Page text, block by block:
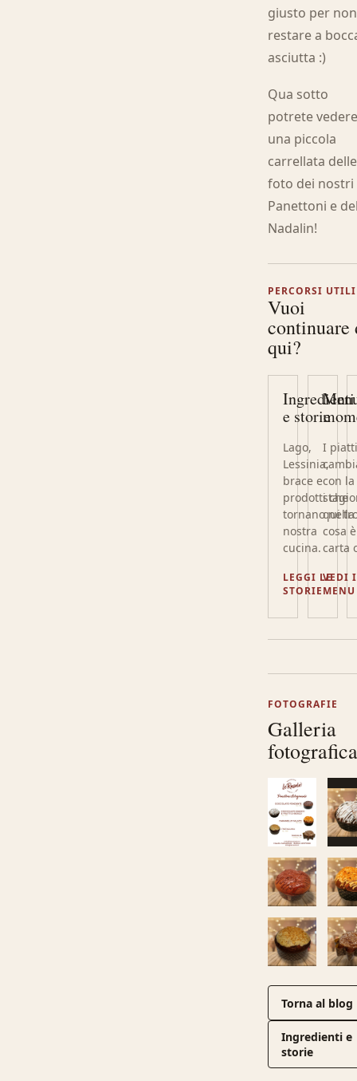
giusto per non
restare a
asciutta :)
Qua sotto
potrete
una piccola
carrellata delle
foto dei nostri
Panettoni e
Nadalin!
PERCORSI UTILI
Vuoi
continuare
qui?
Ingredienti
e storie
Lago,
Lessinia,
brace e
prodotti che
tornano nella
nostra
cucina.
LEGGI LE
STORIE
I piatti
con la
qui
cosa
carta
VEDI
MENU
FOTOGRAFIE
Galleria
Torna al blog
Ingredienti e
storie